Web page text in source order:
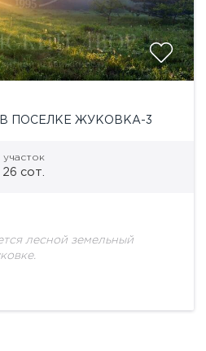
ПОСЕЛКЕ ЖУКОВКА-3
участок
26 сот.
лесной земельный